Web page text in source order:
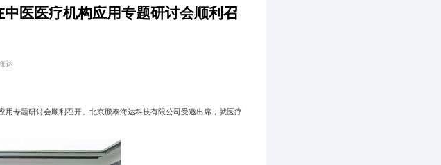
医医疗机构应用专题研讨会顺利召
达
专题研讨会顺利召开。北京鹏泰海达科技有限公司受邀出席，就医疗